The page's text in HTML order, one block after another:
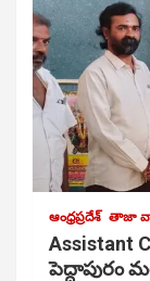
ఆంధ్రప్రదేశ్ తాజా
Assistant
పెద్దాపురం